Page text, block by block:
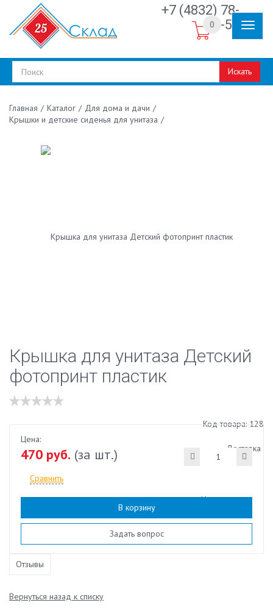
+7 (4832) 78-
30-50
Искать
0
Главная / Каталог / Для дома и дачи /
Крышки и детские сиденья для унитаза /
Крышка для унитаза Детский
фотопринт пластик
Наличие:есть
Код товара: 128
Доставка
Цена:
470 руб. (за шт.)
Сравнить
В корзину
Задать вопрос
Отзывы
Вернуться назад к списку